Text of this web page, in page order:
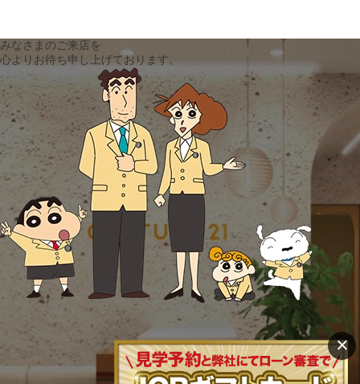
みなさまのご来店を
心よりお待ち申し上げております。
×